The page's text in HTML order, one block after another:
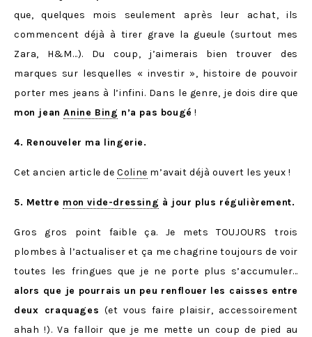
que, quelques mois seulement après leur achat, ils
commencent déjà à tirer grave la gueule (surtout mes
Zara, H&M…). Du coup, j’aimerais bien trouver des
marques sur lesquelles « investir », histoire de pouvoir
porter mes jeans à l’infini. Dans le genre, je dois dire que
mon jeanAnine Bing n’a pas bougé !
4. Renouveler ma lingerie.
Cet ancien article deColine m’avait déjà ouvert les yeux !
5. Mettre mon vide-dressing à jour plus régulièrement.
Gros gros point faible ça. Je mets TOUJOURS trois
plombes à l’actualiser et ça me chagrine toujours de voir
toutes les fringues que je ne porte plus s’accumuler…
alors que je pourrais un peu renflouer les caisses entre
deux craquages (et vous faire plaisir, accessoirement
ahah !). Va falloir que je me mette un coup de pied au